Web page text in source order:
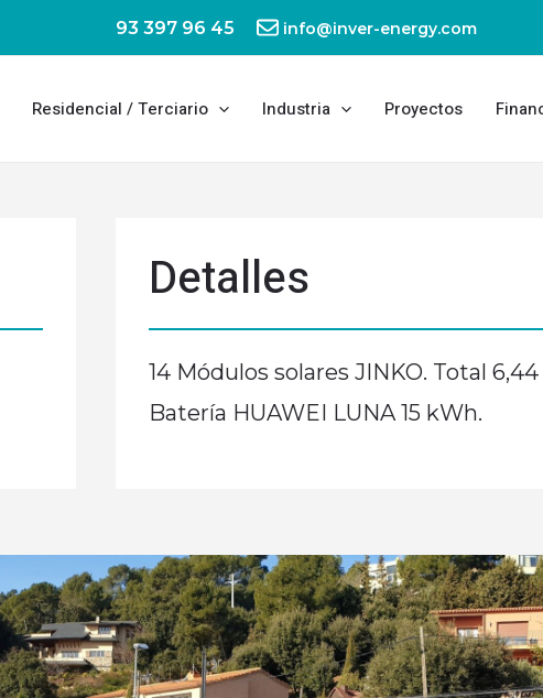
93 397 96 45 info@inver-energy.com
Residencial / Terciario Industria Proyectos
Detalles
14 Módulos solares JINKO. Total
Batería HUAWEI LUNA 15 kWh.